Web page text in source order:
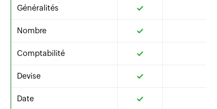
Généralités
Nombre
Comptabilité
Devise
Date